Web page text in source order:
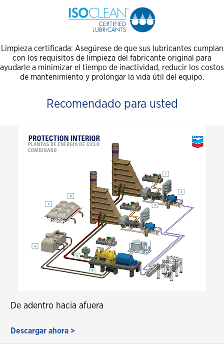
Limpieza certificada: Asegúrese de que sus lubricantes cumplan
con los requisitos de limpieza del fabricante original para
ayudarle a minimizar el tiempo de inactividad, reducir los costos
de mantenimiento y prolongar la vida útil del equipo.
Recomendado para usted
De adentro hacia afuera
Descargar ahora >